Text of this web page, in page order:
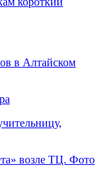
в Алтайском
возле ТЦ. Фото